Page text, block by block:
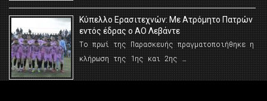
Κύπελλο Ερασιτεχνών: Με Ατρόμητο Πατρών
εντός έδρας ο ΑΟ Λεβάντε
Το πρωί της Παρασκευής πραγματοποιήθηκε η
κλήρωση της 1ης και 2ης …